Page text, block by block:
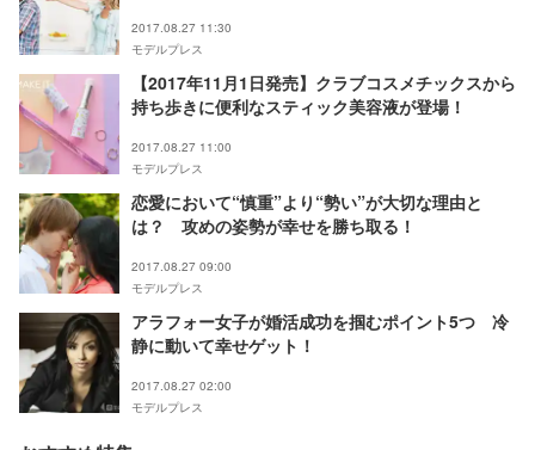
2017.08.27 11:30
モデルプレス
【2017年11月1日発売】クラブコスメチックスから
持ち歩きに便利なスティック美容液が登場！
2017.08.27 11:00
モデルプレス
恋愛において“慎重”より“勢い”が大切な理由と
は？ 攻めの姿勢が幸せを勝ち取る！
2017.08.27 09:00
モデルプレス
アラフォー女子が婚活成功を掴むポイント5つ 冷
静に動いて幸せゲット！
2017.08.27 02:00
モデルプレス